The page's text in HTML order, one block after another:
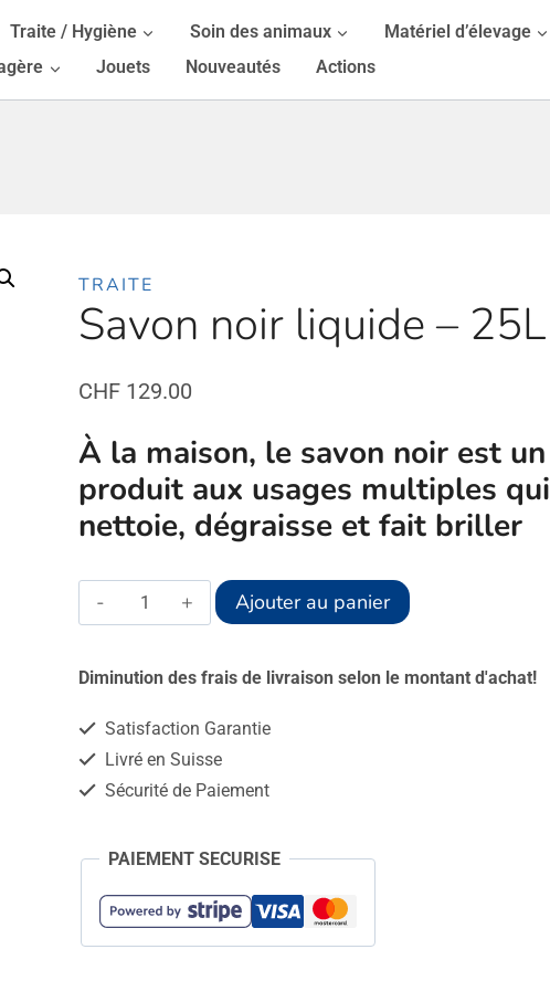
Traite / Hygiène Soin des animaux
Matériel d’élevage
Jouets Nouveautés Actions
TRAITE
Savon noir liquide – 25L
CHF 129.00
À la maison, le savon noir est un
produit aux usages multiples qui
nettoie, dégraisse et fait briller
quantité
de
Savon
liquide
Ajouter au panier Alternative:
Diminution des frais de livraison selon le montant d'achat!
Satisfaction Garantie
Livré en Suisse
Sécurité de Paiement
PAIEMENT SECURISE